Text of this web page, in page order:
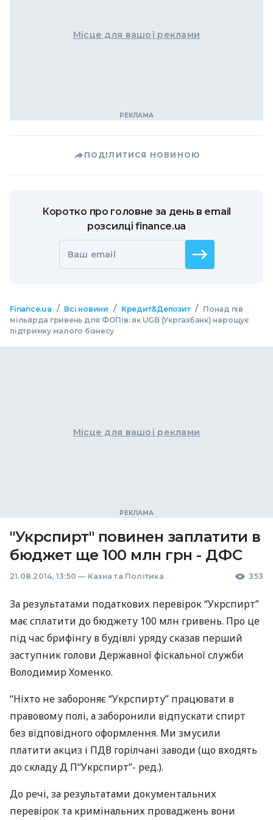
Місце для вашої реклами
ПОДІЛИТИСЯ НОВИНОЮ
Коротко про головне за день в email
розсилці finance.ua
Ваш email
Finance.ua / Всі новини / Кредит&Депозит / Понад пів
мільярда гривень для ФОПів: як UGB (Укргазбанк) нарощує
підтримку малого бізнесу
Місце для вашої реклами
"Укрспирт" повинен заплатити в
бюджет ще 100 млн грн - ДФС
21.08.2014, 13:50 — Казна та Політика 353
За результатами податкових перевірок “Укрспирт”
має сплатити до бюджету 100 млн гривень. Про це
під час брифінгу в будівлі уряду сказав перший
заступник голови Державної фіскальної служби
Володимир Хоменко.
“Ніхто не забороняє “Укрспирту” працювати в
правовому полі, а заборонили відпускати спирт
без відповідного оформлення. Ми змусили
платити акциз і ПДВ горілчані заводи (що входять
до складу Д П“Укрспирт”- ред.).
До речі, за результатами документальних
перевірок та кримінальних проваджень вони